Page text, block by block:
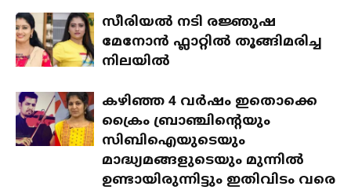
സീരിയല്‍ നടി രജ്ഞുഷ
മേനോന്‍ ഫ്ലാറ്റിൽ തൂങ്ങിമരിച്ച
നിലയില്‍
കഴിഞ്ഞ 4 വര്‍ഷം ഇതൊക്കെ
ക്രൈം ബ്രാഞ്ചിന്റെയും
സിബിഐയുടെയും
മാദ്ധ്യമങ്ങളുടെയും മുന്നില്‍
ഉണ്ടായിരുന്നിട്ടും ഇതിവിടം വരെ